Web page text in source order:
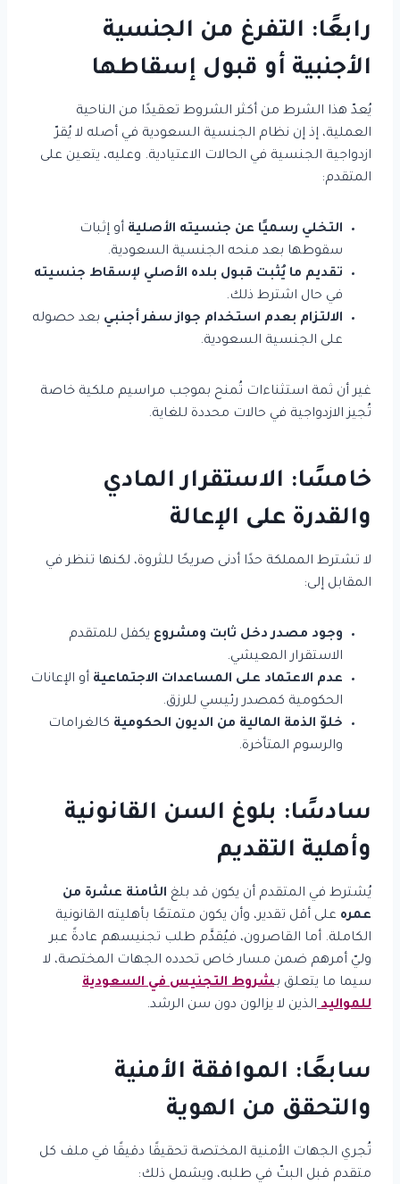
رابعًا: التفرغ من الجنسية
الأجنبية أو قبول إسقاطها
يُعدّ هذا الشرط من أكثر الشروط تعقيدًا من الناحية
العملية، إذ إن نظام الجنسية السعودية في أصله لا يُقرّ
ازدواجية الجنسية في الحالات الاعتيادية. وعليه، يتعين على
المتقدم:
التخلي رسميًا عن جنسيته الأصلية أو إثبات
سقوطها بعد منحه الجنسية السعودية.
تقديم ما يُثبت قبول بلده الأصلي لإسقاط جنسيته
في حال اشترط ذلك.
الالتزام بعدم استخدام جواز سفر أجنبي بعد حصوله
على الجنسية السعودية.
غير أن ثمة استثناءات تُمنح بموجب مراسيم ملكية خاصة
تُجيز الازدواجية في حالات محددة للغاية.
خامسًا: الاستقرار المادي
والقدرة على الإعالة
لا تشترط المملكة حدًا أدنى صريحًا للثروة، لكنها تنظر في
المقابل إلى:
وجود مصدر دخل ثابت ومشروع يكفل للمتقدم
الاستقرار المعيشي.
عدم الاعتماد على المساعدات الاجتماعية أو الإعانات
الحكومية كمصدر رئيسي للرزق.
خلوّ الذمة المالية من الديون الحكومية كالغرامات
والرسوم المتأخرة.
سادسًا: بلوغ السن القانونية
وأهلية التقديم
يُشترط في المتقدم أن يكون قد بلغ الثامنة عشرة من
عمره على أقل تقدير، وأن يكون متمتعًا بأهليته القانونية
الكاملة. أما القاصرون، فيُقدَّم طلب تجنيسهم عادةً عبر
وليّ أمرهم ضمن مسار خاص تحدده الجهات المختصة، لا
سيما ما يتعلق بـشروط التجنيس في السعودية
للمواليد الذين لا يزالون دون سن الرشد.
سابعًا: الموافقة الأمنية
والتحقق من الهوية
تُجري الجهات الأمنية المختصة تحقيقًا دقيقًا في ملف كل
متقدم قبل البتّ في طلبه، ويشمل ذلك: